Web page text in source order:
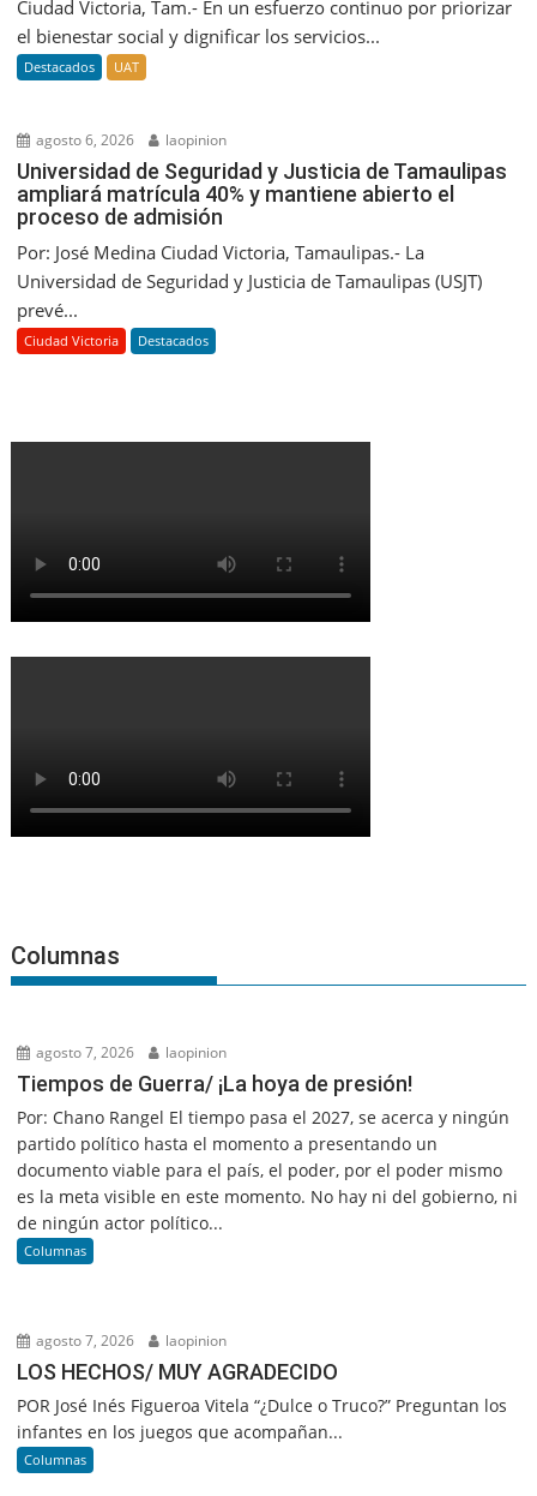
Ciudad Victoria, Tam.- En un esfuerzo continuo por priorizar
el bienestar social y dignificar los servicios...
Destacados UAT
agosto 6, 2026 laopinion
Universidad de Seguridad y Justicia de Tamaulipas
ampliará matrícula 40% y mantiene abierto el
proceso de admisión
Por: José Medina Ciudad Victoria, Tamaulipas.- La
Universidad de Seguridad y Justicia de Tamaulipas (USJT)
prevé...
Ciudad Victoria Destacados
Columnas
agosto 7, 2026 laopinion
Tiempos de Guerra/ ¡La hoya de presión!
Por: Chano Rangel El tiempo pasa el 2027, se acerca y ningún
partido político hasta el momento a presentando un
documento viable para el país, el poder, por el poder mismo
es la meta visible en este momento. No hay ni del gobierno, ni
de ningún actor político...
Columnas
agosto 7, 2026 laopinion
LOS HECHOS/ MUY AGRADECIDO
POR José Inés Figueroa Vitela “¿Dulce o Truco?” Preguntan los
infantes en los juegos que acompañan...
Columnas